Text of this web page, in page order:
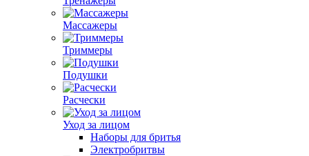
Массажеры
Триммеры
Подушки
Расчески
Уход за лицом
Наборы для бритья
Электробритвы